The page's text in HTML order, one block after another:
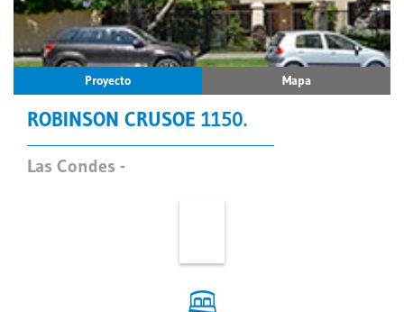
Proyecto Mapa
ROBINSON CRUSOE 1150.
Las Condes -